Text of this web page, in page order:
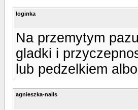
loginka
Na przemytym
gladki i
lub pedzelkiem
agnieszka-nails